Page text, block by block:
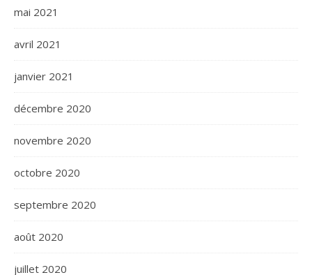
mai 2021
avril 2021
janvier 2021
décembre 2020
novembre 2020
octobre 2020
septembre 2020
août 2020
juillet 2020